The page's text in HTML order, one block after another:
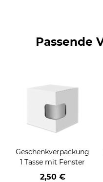
Passende
Geschenkverpackung
1 Tasse mit Fenster
2,50 €